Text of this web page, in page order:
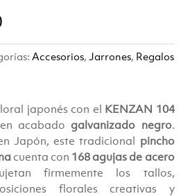
precio
es:
€39.00.
Accesorios,Jarrones, Regalos
japonés con el KENZAN 104
en acabado galvanizado negro.
Japón, este tradicional pincho
cuenta con 168 agujas de acero
firmemente los tallos,
florales creativas y